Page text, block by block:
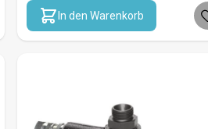
In den Warenkorb